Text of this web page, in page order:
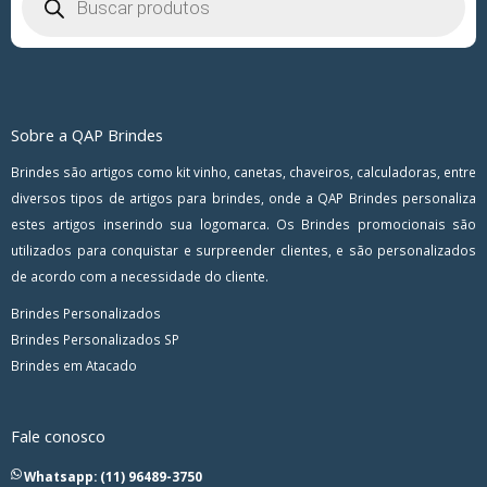
Sobre a QAP Brindes
Brindes são artigos como kit vinho, canetas, chaveiros, calculadoras, entre
diversos tipos de artigos para brindes, onde a QAP Brindes personaliza
estes artigos inserindo sua logomarca. Os Brindes promocionais são
utilizados para conquistar e surpreender clientes, e são personalizados
de acordo com a necessidade do cliente.
Brindes Personalizados
Brindes Personalizados SP
Brindes em Atacado
Fale conosco
Whatsapp: (11) 96489-3750